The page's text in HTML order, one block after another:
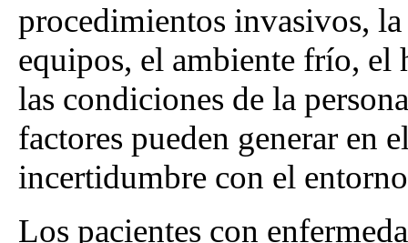
procedimientos invasivos,
equipos, el ambiente frío,
las condiciones de la
factores pueden generar en
incertidumbre con el
Los pacientes con